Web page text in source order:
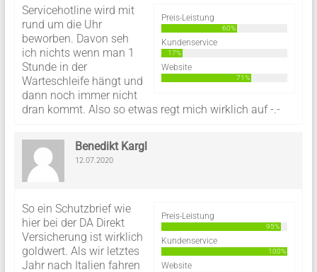
Preis-Leistung
60%
Kundenservice
17%
Website
71%
Servicehotline wird mit
rund um die Uhr
beworben. Davon seh
ich nichts wenn man 1
Stunde in der
Warteschleife hängt und
dann noch immer nicht
dran kommt. Also so etwas regt mich wirklich auf -.-
Benedikt Kargl
12.07.2020
Preis-Leistung
95%
Kundenservice
100%
Website
So ein Schutzbrief wie
hier bei der DA Direkt
Versicherung ist wirklich
goldwert. Als wir letztes
Jahr nach Italien fahren